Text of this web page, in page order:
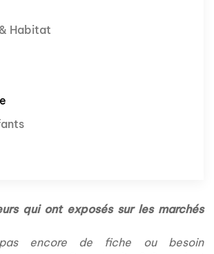
Habitat
qui ont exposés sur les marchés
encore de fiche ou besoin